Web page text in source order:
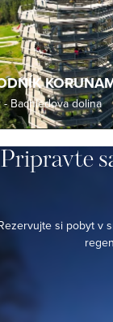
- Bachledova dolina
Pripravte
si pobyt v